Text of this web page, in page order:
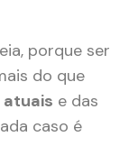
porque ser
do que
e das
caso é